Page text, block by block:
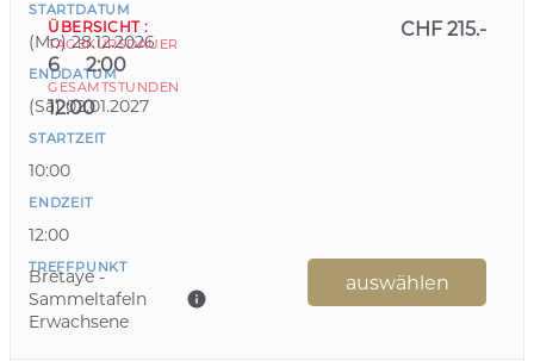
STARTDATUM
(Mo) 28.12.2026
ENDDATUM
(Sa) 02.01.2027
STARTZEIT
10:00
ENDZEIT
12:00
TREFFPUNKT
Bretaye -
Sammeltafeln
Erwachsene
ÜBERSICHT :
TAGE
6
KURSDAUER
2:00
GESAMTSTUNDEN
12:00
CHF 215.-
auswählen